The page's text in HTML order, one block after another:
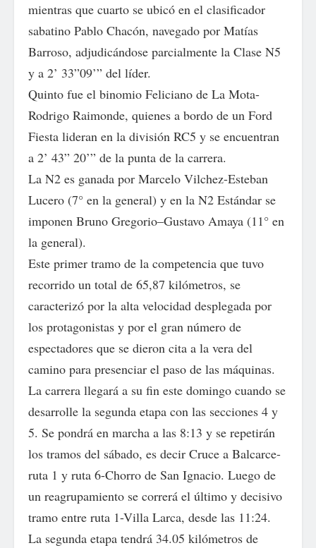
mientras que cuarto se ubicó en el clasificador
sabatino Pablo Chacón, navegado por Matías
Barroso, adjudicándose parcialmente la Clase N5
y a 2’ 33”09’” del líder.
Quinto fue el binomio Feliciano de La Mota-
Rodrigo Raimonde, quienes a bordo de un Ford
Fiesta lideran en la división RC5 y se encuentran
a 2’ 43” 20’” de la punta de la carrera.
La N2 es ganada por Marcelo Vilchez-Esteban
Lucero (7° en la general) y en la N2 Estándar se
imponen Bruno Gregorio–Gustavo Amaya (11° en
la general).
Este primer tramo de la competencia que tuvo
recorrido un total de 65,87 kilómetros, se
caracterizó por la alta velocidad desplegada por
los protagonistas y por el gran número de
espectadores que se dieron cita a la vera del
camino para presenciar el paso de las máquinas.
La carrera llegará a su fin este domingo cuando se
desarrolle la segunda etapa con las secciones 4 y
5. Se pondrá en marcha a las 8:13 y se repetirán
los tramos del sábado, es decir Cruce a Balcarce-
ruta 1 y ruta 6-Chorro de San Ignacio. Luego de
un reagrupamiento se correrá el último y decisivo
tramo entre ruta 1-Villa Larca, desde las 11:24.
La segunda etapa tendrá 34.05 kilómetros de